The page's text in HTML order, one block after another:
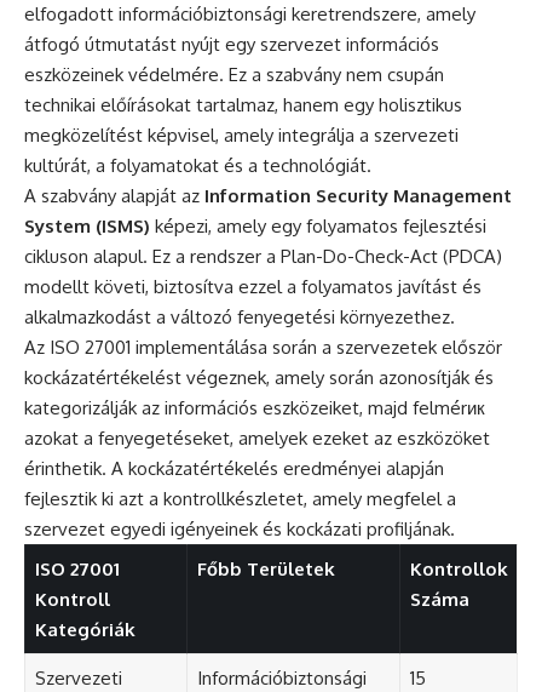
elfogadott információbiztonsági keretrendszere, amely
átfogó útmutatást nyújt egy szervezet információs
eszközeinek védelmére. Ez a szabvány nem csupán
technikai előírásokat tartalmaz, hanem egy holisztikus
megközelítést képvisel, amely integrálja a szervezeti
kultúrát, a folyamatokat és a technológiát.
A szabvány alapját az Information Security Management
System (ISMS) képezi, amely egy folyamatos fejlesztési
cikluson alapul. Ez a rendszer a Plan-Do-Check-Act (PDCA)
modellt követi, biztosítva ezzel a folyamatos javítást és
alkalmazkodást a változó fenyegetési környezethez.
Az ISO 27001 implementálása során a szervezetek először
kockázatértékelést végeznek, amely során azonosítják és
kategorizálják az információs eszközeiket, majd felmérик
azokat a fenyegetéseket, amelyek ezeket az eszközöket
érinthetik. A kockázatértékelés eredményei alapján
fejlesztik ki azt a kontrollkészletet, amely megfelel a
szervezet egyedi igényeinek és kockázati profiljának.
ISO 27001
Kontroll
Kategóriák
Főbb Területek
Kontrollok
Száma
Szervezeti
Információbiztonsági
15